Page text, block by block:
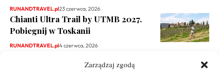
Zarządzaj zgodą
RUNANDTRAVEL.pl23 czerwca, 2026
Chianti Ultra Trail by UTMB 2027.
Pobiegnij w Toskanii
RUNANDTRAVEL.pl4 czerwca, 2026